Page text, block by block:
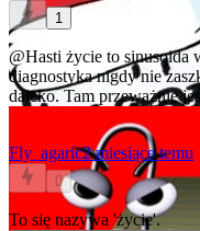
1
@Hasti życie to sinusoida
diagnostyka nigdy nie
daleko. Tam przeważnie
Fly_agaric2 miesiące temu
0
To się nazywa 'życie'.